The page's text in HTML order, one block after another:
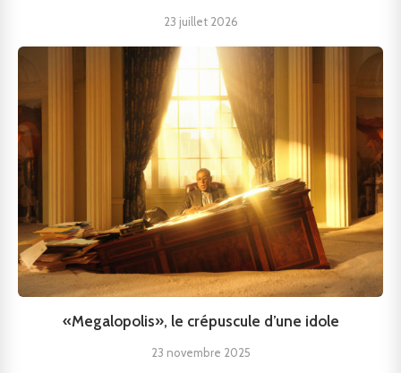
23 juillet 2026
«Megalopolis», le crépuscule d’une idole
23 novembre 2025